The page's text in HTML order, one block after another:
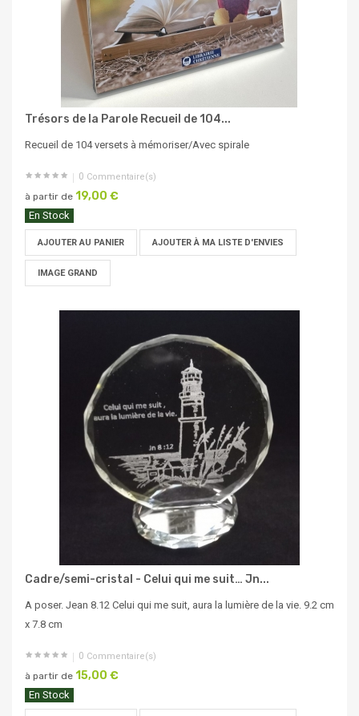
Trésors de la Parole Recueil de 104...
Recueil de 104 versets à mémoriser/Avec spirale
0 Commentaire(s)
à partir de 19,00 €
En Stock
AJOUTER AU PANIER AJOUTER À MA LISTE D'ENVIES
IMAGE GRAND
Cadre/semi-cristal - Celui qui me suit… Jn...
A poser. Jean 8.12 Celui qui me suit, aura la lumière de la vie. 9.2 cm
x 7.8 cm
0 Commentaire(s)
à partir de 15,00 €
En Stock